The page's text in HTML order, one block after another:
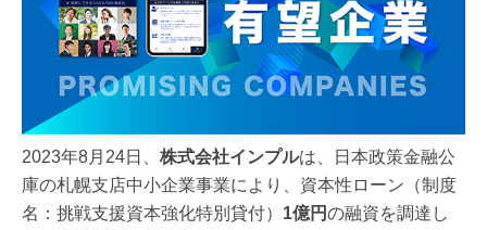
2023年8月24日、 株式会社インプルは、日本政策金融公
庫の札幌支店中小企業事業により、資本性ローン（制度
名：挑戦支援資本強化特別貸付） 1億円の融資を調達し